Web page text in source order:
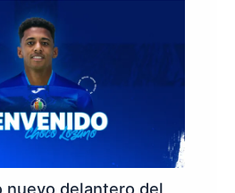
nuevo delantero del